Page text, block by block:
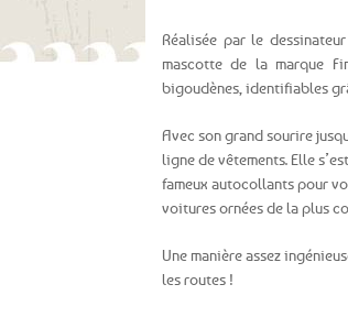
Réalisée par le
mascotte de la marque
bigoudènes, identifiables
Avec son grand sourire
ligne de vêtements. Elle
fameux autocollants pour
voitures ornées de la plus
Une manière assez
les routes !